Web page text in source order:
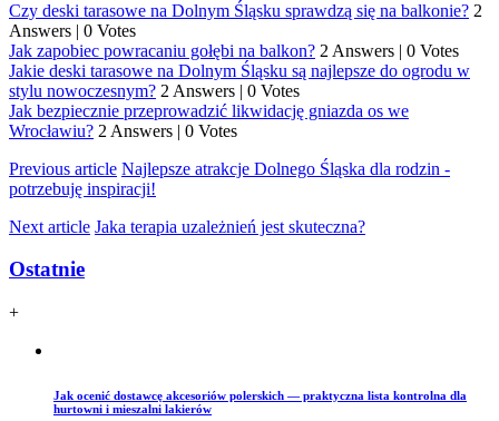
Czy deski tarasowe na Dolnym Śląsku sprawdzą się na balkonie? 2
Answers | 0 Votes
Jak zapobiec powracaniu gołębi na balkon? 2 Answers | 0 Votes
Jakie deski tarasowe na Dolnym Śląsku są najlepsze do ogrodu w
stylu nowoczesnym? 2 Answers | 0 Votes
Jak bezpiecznie przeprowadzić likwidację gniazda os we
Wrocławiu? 2 Answers | 0 Votes
Previous article Najlepsze atrakcje Dolnego Śląska dla rodzin -
potrzebuję inspiracji!
Next article Jaka terapia uzależnień jest skuteczna?
Ostatnie
+
Jak ocenić dostawcę akcesoriów polerskich — praktyczna lista kontrolna dla
hurtowni i mieszalni lakierów